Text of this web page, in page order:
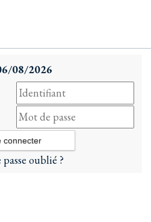
08/2026
oublié ?